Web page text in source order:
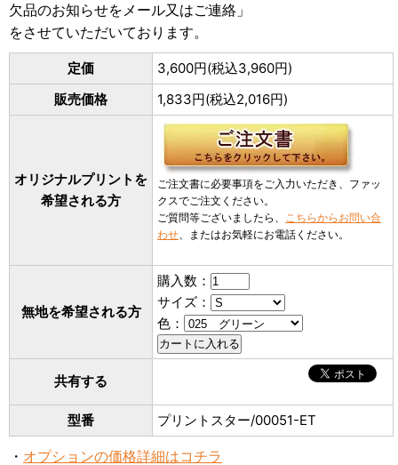
欠品のお知らせをメール又はご連絡」
をさせていただいております。
定価
3,600円(税込3,960円)
販売価格
1,833円(税込2,016円)
オリジナルプリントを
希望される方
ご注文書に必要事項をご入力いただき、ファッ
クスでご注文ください。
ご質問等ございましたら、 こちらからお問い合
わせ、またはお気軽にお電話ください。
無地を希望される方
購入数：
サイズ：
色：
共有する
型番 プリントスター/00051-ET
・ オプションの価格詳細はコチラ